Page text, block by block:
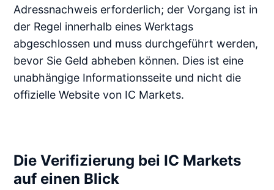
Adressnachweis erforderlich; der Vorgang ist in
der Regel innerhalb eines Werktags
abgeschlossen und muss durchgeführt werden,
bevor Sie Geld abheben können. Dies ist eine
unabhängige Informationsseite und nicht die
offizielle Website von IC Markets.
Die Verifizierung bei IC Markets
auf einen Blick